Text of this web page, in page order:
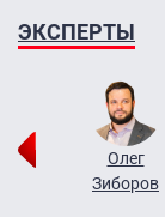
ЭКСПЕРТЫ
Олег
Зиборов